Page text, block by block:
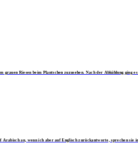
Riesen beim Plantschen zuzusehen. Nach der Abkühlung
an, wenn ich aber auf Englisch zurückantworte, sprechen